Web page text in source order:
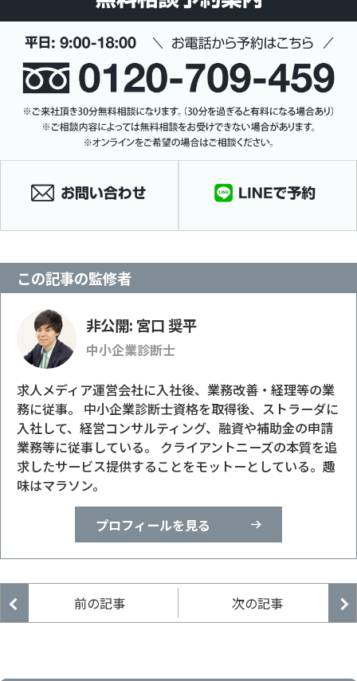
この記事の監修者
非公開: 宮口 奨平
中小企業診断士
求人メディア運営会社に入社後、業務改善・経理等の業
務に従事。 中小企業診断士資格を取得後、ストラーダに
入社して、経営コンサルティング、融資や補助金の申請
業務等に従事している。 クライアントニーズの本質を追
求したサービス提供することをモットーとしている。趣
味はマラソン。
プロフィールを見る